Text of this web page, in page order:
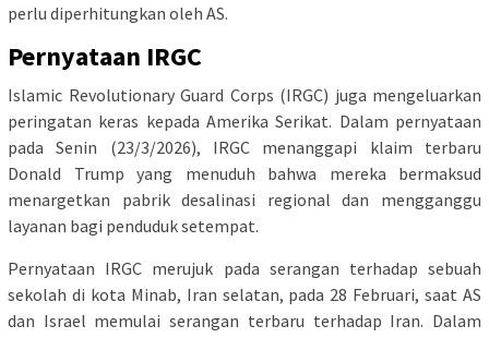
perlu diperhitungkan oleh AS.
Pernyataan IRGC
Islamic Revolutionary Guard Corps (IRGC) juga mengeluarkan
peringatan keras kepada Amerika Serikat. Dalam pernyataan
pada Senin (23/3/2026), IRGC menanggapi klaim terbaru
Donald Trump yang menuduh bahwa mereka bermaksud
menargetkan pabrik desalinasi regional dan mengganggu
layanan bagi penduduk setempat.
Pernyataan IRGC merujuk pada serangan terhadap sebuah
sekolah di kota Minab, Iran selatan, pada 28 Februari, saat AS
dan Israel memulai serangan terbaru terhadap Iran. Dalam